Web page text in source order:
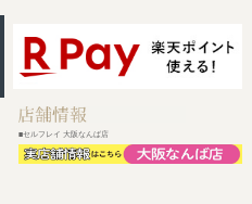
■セルフレイ 大阪なんば店